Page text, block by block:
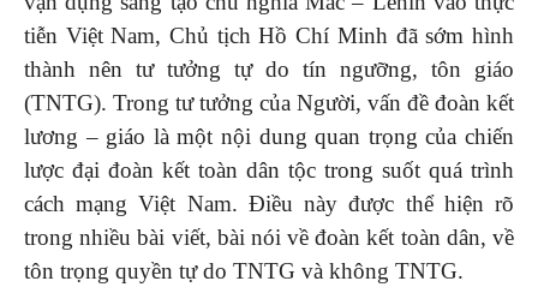
tiễn Việt Nam, Chủ tịch Hồ Chí Minh đã sớm hình
thành nên tư tưởng tự do tín ngưỡng, tôn giáo
(TNTG). Trong tư tưởng của Người, vấn đề đoàn kết
lương – giáo là một nội dung quan trọng của chiến
lược đại đoàn kết toàn dân tộc trong suốt quá trình
cách mạng Việt Nam. Điều này được thể hiện rõ
trong nhiều bài viết, bài nói về đoàn kết toàn dân, về
tôn trọng quyền tự do TNTG và không TNTG.